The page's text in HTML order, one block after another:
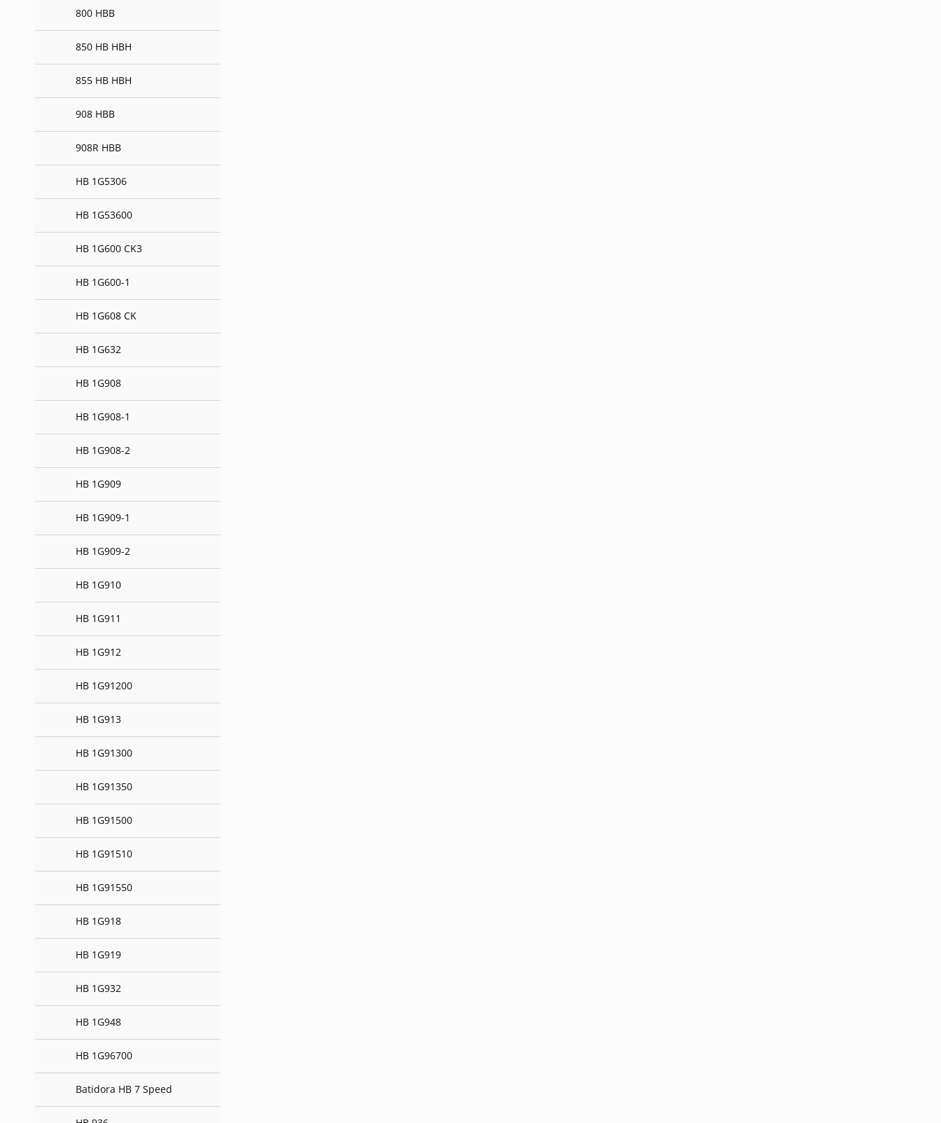
800 HBB
850 HB HBH
855 HB HBH
908 HBB
908R HBB
HB 1G5306
HB 1G53600
HB 1G600 CK3
HB 1G600-1
HB 1G608 CK
HB 1G632
HB 1G908
HB 1G908-1
HB 1G908-2
HB 1G909
HB 1G909-1
HB 1G909-2
HB 1G910
HB 1G911
HB 1G912
HB 1G91200
HB 1G913
HB 1G91300
HB 1G91350
HB 1G91500
HB 1G91510
HB 1G91550
HB 1G918
HB 1G919
HB 1G932
HB 1G948
HB 1G96700
Batidora HB 7 Speed